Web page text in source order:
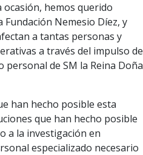
ocasión, hemos querido
Nemesio Díez, y
a tantas personas y
a través del impulso de
de SM la Reina Doña
han hecho posible esta
que han hecho posible
a la investigación en
especializado necesario